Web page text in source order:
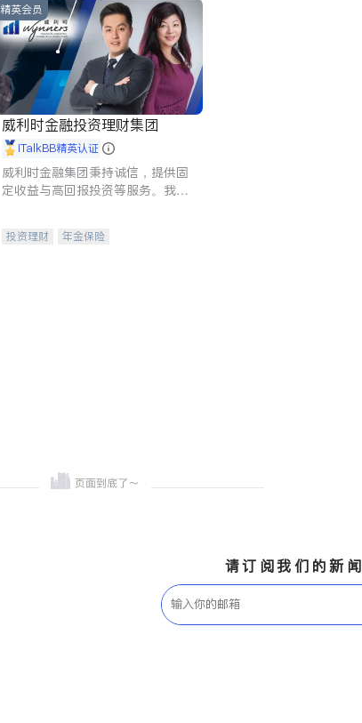
精英会员
威利时金融投资理财集团
iTalkBB精英认证
威利时金融集团秉持诚信，提供固
定收益与高回报投资等服务。我们
元化组合，助力客户实现目标
投资理财
年金保险
请订阅我们的新闻